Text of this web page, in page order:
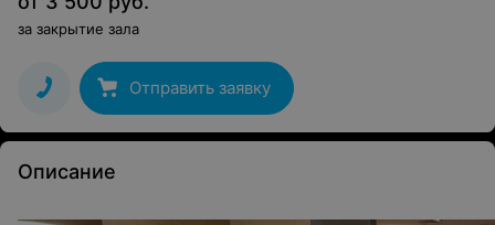
за закрытие зала
Отправить заявку
Описание